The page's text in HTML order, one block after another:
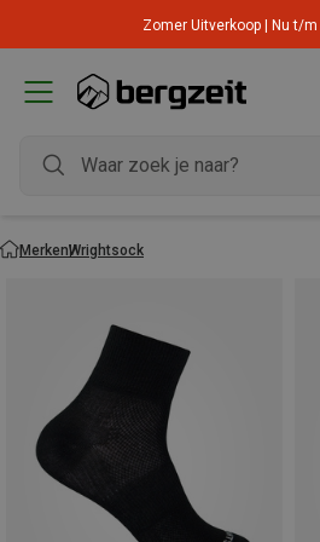
Zomer Uitverkoop | Nu t/m
MerkenWrightsock